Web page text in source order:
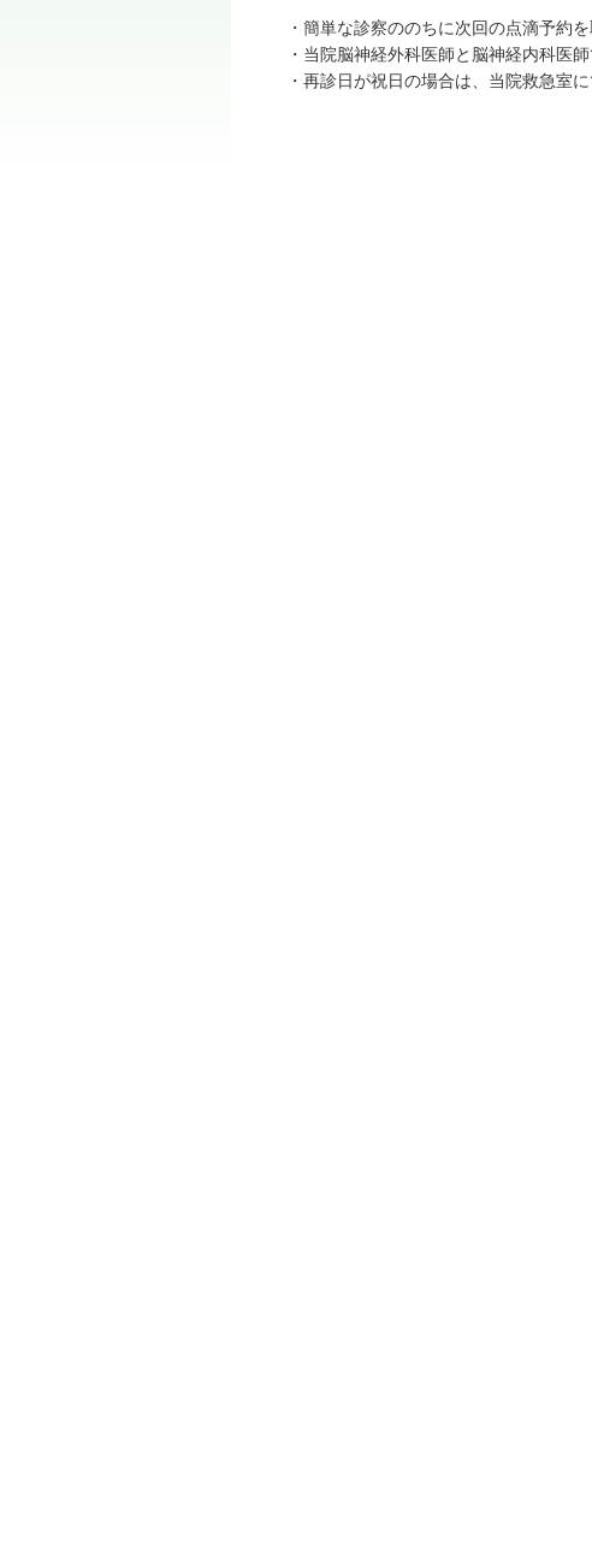
・簡単な診察ののちに次回の点滴予約
・当院脳神経外科医師と脳神経内科医師
・再診日が祝日の場合は、当院救急室